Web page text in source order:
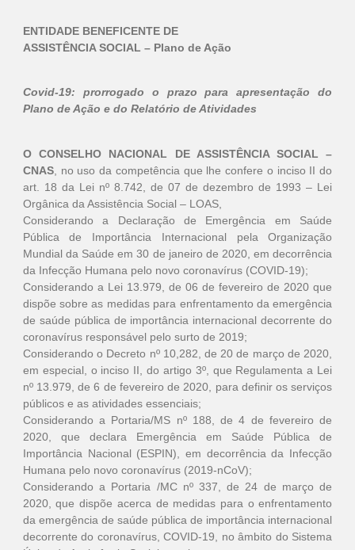
ENTIDADE BENEFICENTE DE
ASSISTÊNCIA SOCIAL – Plano de Ação
Covid-19: prorrogado o prazo para apresentação do
Plano de Ação e do Relatório de Atividades
O CONSELHO NACIONAL DE ASSISTÊNCIA SOCIAL –
CNAS, no uso da competência que lhe confere o inciso II do
art. 18 da Lei nº 8.742, de 07 de dezembro de 1993 – Lei
Orgânica da Assistência Social – LOAS,
Considerando a Declaração de Emergência em Saúde
Pública de Importância Internacional pela Organização
Mundial da Saúde em 30 de janeiro de 2020, em decorrência
da Infecção Humana pelo novo coronavírus (COVID-19);
Considerando a Lei 13.979, de 06 de fevereiro de 2020 que
dispõe sobre as medidas para enfrentamento da emergência
de saúde pública de importância internacional decorrente do
coronavírus responsável pelo surto de 2019;
Considerando o Decreto nº 10,282, de 20 de março de 2020,
em especial, o inciso II, do artigo 3º, que Regulamenta a Lei
nº 13.979, de 6 de fevereiro de 2020, para definir os serviços
públicos e as atividades essenciais;
Considerando a Portaria/MS nº 188, de 4 de fevereiro de
2020, que declara Emergência em Saúde Pública de
Importância Nacional (ESPIN), em decorrência da Infecção
Humana pelo novo coronavírus (2019-nCoV);
Considerando a Portaria /MC nº 337, de 24 de março de
2020, que dispõe acerca de medidas para o enfrentamento
da emergência de saúde pública de importância internacional
decorrente do coronavírus, COVID-19, no âmbito do Sistema